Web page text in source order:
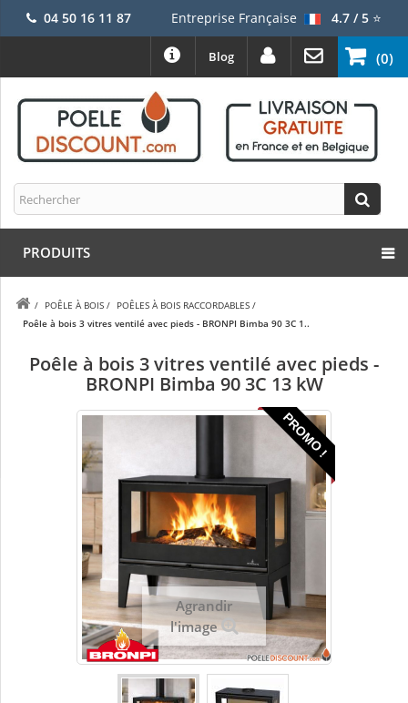
04 50 16 11 87 Entreprise Française 4.7 / 5⭐
(0)
Blog
PRODUITS
/ POÊLE À BOIS / POÊLES À BOIS RACCORDABLES /
Poêle à bois 3 vitres ventilé avec pieds - BRONPI Bimba 90 3C 1..
Poêle à bois 3 vitres ventilé avec pieds -
BRONPI Bimba 90 3C 13 kW
PROMO !
Agrandir
l'image